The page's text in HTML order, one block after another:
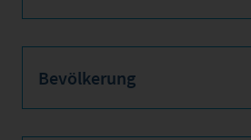
Bevölkerung